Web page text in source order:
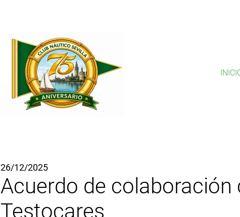
26/12/2025
Acuerdo de colaboración
Testocares